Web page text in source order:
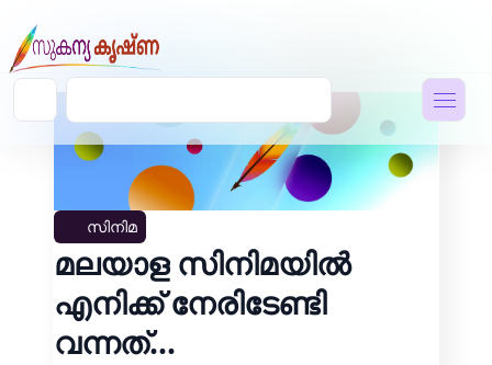
സിനിമ
മലയാള സിനിമയിൽ
എനിക്ക് നേരിടേണ്ടി
വന്നത്...